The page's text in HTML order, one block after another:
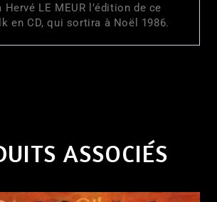
LE MEUR l’édition de ce
en CD, qui sortira à Noël 1986.
ASSOCIÉS